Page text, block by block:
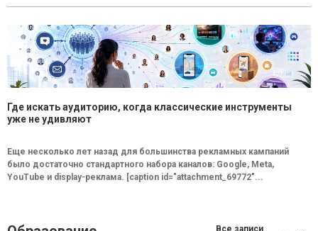
Где искать аудиторию, когда классические инструменты
уже не удивляют
Еще несколько лет назад для большинства рекламных кампаний
было достаточно стандартного набора каналов: Google, Meta,
YouTube и display-реклама. [caption id="attachment_69772"...
Все записи